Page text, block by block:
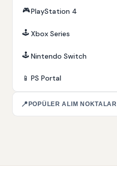
🎮PlayStation 4
🕹️ Xbox Series
🕹️ Nintendo Switch
📱 PS Portal
📍 POPÜLER ALIM NOKTALARI